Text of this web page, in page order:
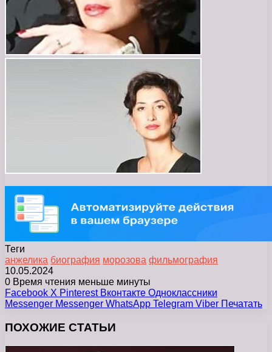
Теги
анжелика биография морозова фильмография
10.05.2024
0 Время чтения меньше минуты
Facebook X Pinterest Вконтакте Одноклассники
Messenger Messenger WhatsApp Telegram Viber Печатать
ПОХОЖИЕ СТАТЬИ